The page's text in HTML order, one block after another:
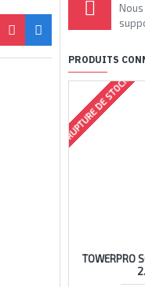
PRODUITS
RUPTURE DE STOCK
TOWERPRO